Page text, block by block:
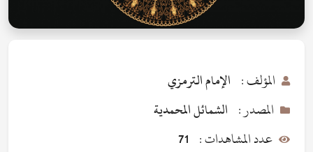
المؤلف : الإمام الترمزي
المصدر : الشمائل المحمدية
عدد المشاهدات : 71